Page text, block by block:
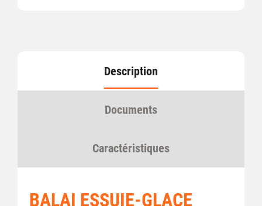
Description
Documents
Caractéristiques
BALAI ESSUIE-GLACE